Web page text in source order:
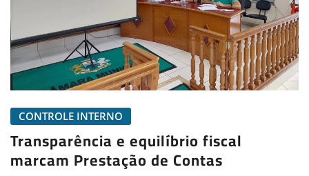
CONTROLE INTERNO
Transparência e equilíbrio fiscal
marcam Prestação de Contas